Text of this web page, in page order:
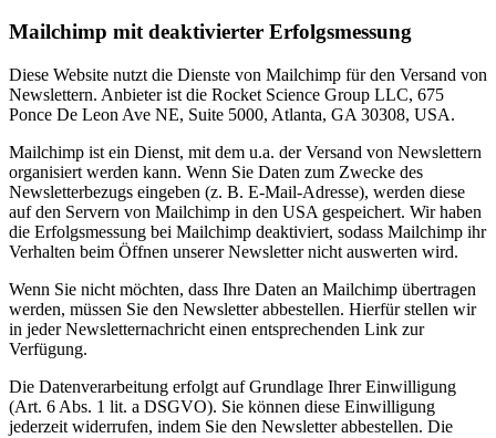
Mailchimp mit deaktivierter Erfolgsmessung
Diese Website nutzt die Dienste von Mailchimp für den Versand von
Newslettern. Anbieter ist die Rocket Science Group LLC, 675
Ponce De Leon Ave NE, Suite 5000, Atlanta, GA 30308, USA.
Mailchimp ist ein Dienst, mit dem u.a. der Versand von Newslettern
organisiert werden kann. Wenn Sie Daten zum Zwecke des
Newsletterbezugs eingeben (z. B. E-Mail-Adresse), werden diese
auf den Servern von Mailchimp in den USA gespeichert. Wir haben
die Erfolgsmessung bei Mailchimp deaktiviert, sodass Mailchimp ihr
Verhalten beim Öffnen unserer Newsletter nicht auswerten wird.
Wenn Sie nicht möchten, dass Ihre Daten an Mailchimp übertragen
werden, müssen Sie den Newsletter abbestellen. Hierfür stellen wir
in jeder Newsletternachricht einen entsprechenden Link zur
Verfügung.
Die Datenverarbeitung erfolgt auf Grundlage Ihrer Einwilligung
(Art. 6 Abs. 1 lit. a DSGVO). Sie können diese Einwilligung
jederzeit widerrufen, indem Sie den Newsletter abbestellen. Die